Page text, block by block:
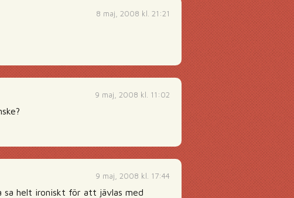
8 maj, 2008 kl. 21:21
9 maj, 2008 kl. 11:02
9 maj, 2008 kl. 17:44
sa helt ironiskt för att jävlas med